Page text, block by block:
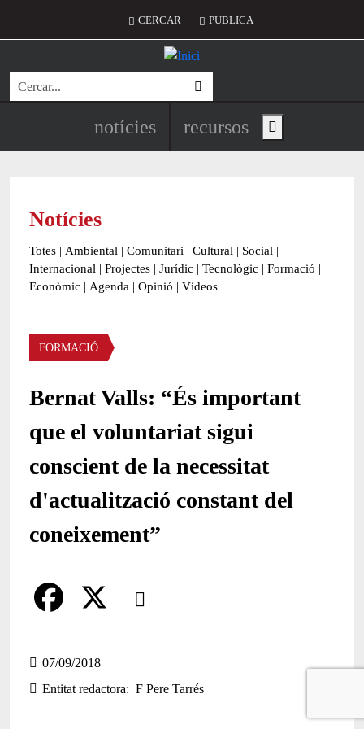
Menú del compte d'usuari
CERCAR PUBLICA
Cerca
Navegació principal de
notícies recursos Show main menu
Notícies
Totes | Ambiental | Comunitari | Cultural | Social |
Internacional | Projectes | Jurídic | Tecnològic | Formació |
Econòmic | Agenda | Opinió | Vídeos
Àmbit de la notícia
FORMACIÓ
Bernat Valls: “És important
que el voluntariat sigui
conscient de la necessitat
d'actualització constant del
coneixement”
Comparteix
a
c
07/09/2018
Entitat redactora
F Pere Tarrés